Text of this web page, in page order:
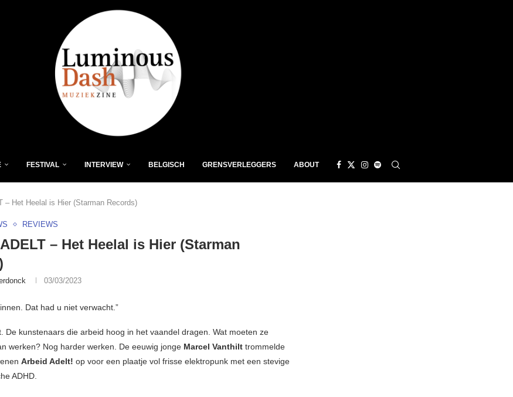
FESTIVAL INTERVIEW BELGISCH GRENSVERLEGGERS ABOUT
– Het Heelal is Hier (Starman Records)
REVIEWS
– Het Heelal is Hier (Starman
03/03/2023
Dat had u niet verwacht.”
De kunstenaars die arbeid hoog in het vaandel dragen. Wat moeten ze
werken? Nog harder werken. De eeuwig jonge Marcel Vanthilt trommelde
Arbeid Adelt! op voor een plaatje vol frisse elektropunk met een stevige
ADHD.